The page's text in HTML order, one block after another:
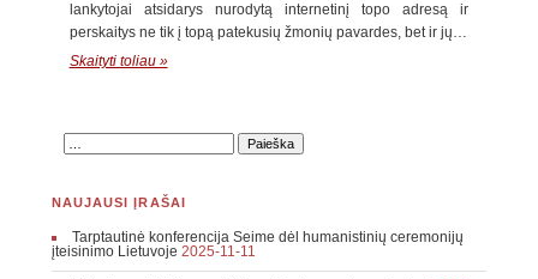
lankytojai atsidarys nurodytą internetinį topo adresą ir
perskaitys ne tik į topą patekusių žmonių pavardes, bet ir jų…
Skaityti toliau »
NAUJAUSI ĮRAŠAI
Tarptautinė konferencija Seime dėl humanistinių ceremonijų
įteisinimo Lietuvoje 2025-11-11